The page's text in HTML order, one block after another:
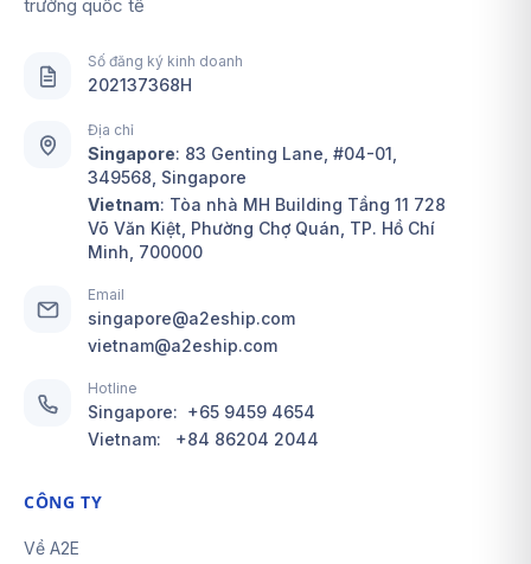
trường quốc tế
Số đăng ký kinh doanh
202137368H
Địa chỉ
Singapore: 83 Genting Lane, #04-01,
349568, Singapore
Vietnam: Tòa nhà MH Building Tầng 11 728
Võ Văn Kiệt, Phường Chợ Quán, TP. Hồ Chí
Minh, 700000
Email
singapore@a2eship.com
vietnam@a2eship.com
Hotline
Singapore: +65 9459 4654
Vietnam: +84 86204 2044
CÔNG TY
Về A2E